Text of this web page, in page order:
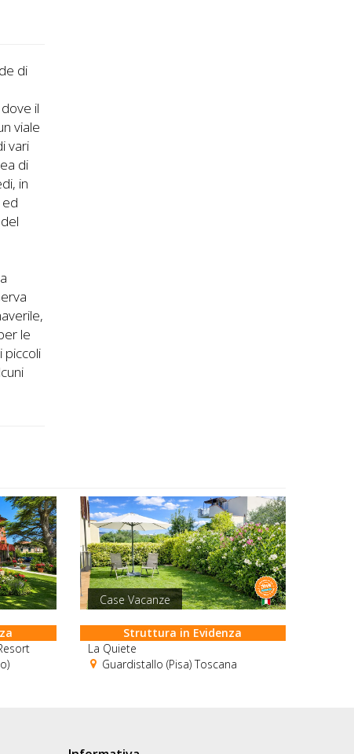
di
il
viale
vari
di
in
le
piccoli
Case Vacanze
Struttura in Evidenza
La Quiete
Guardistallo (Pisa) Toscana